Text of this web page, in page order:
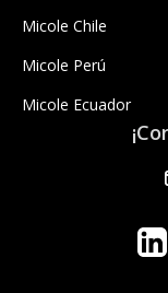
Micole Chile
Micole Perú
Micole Ecuador